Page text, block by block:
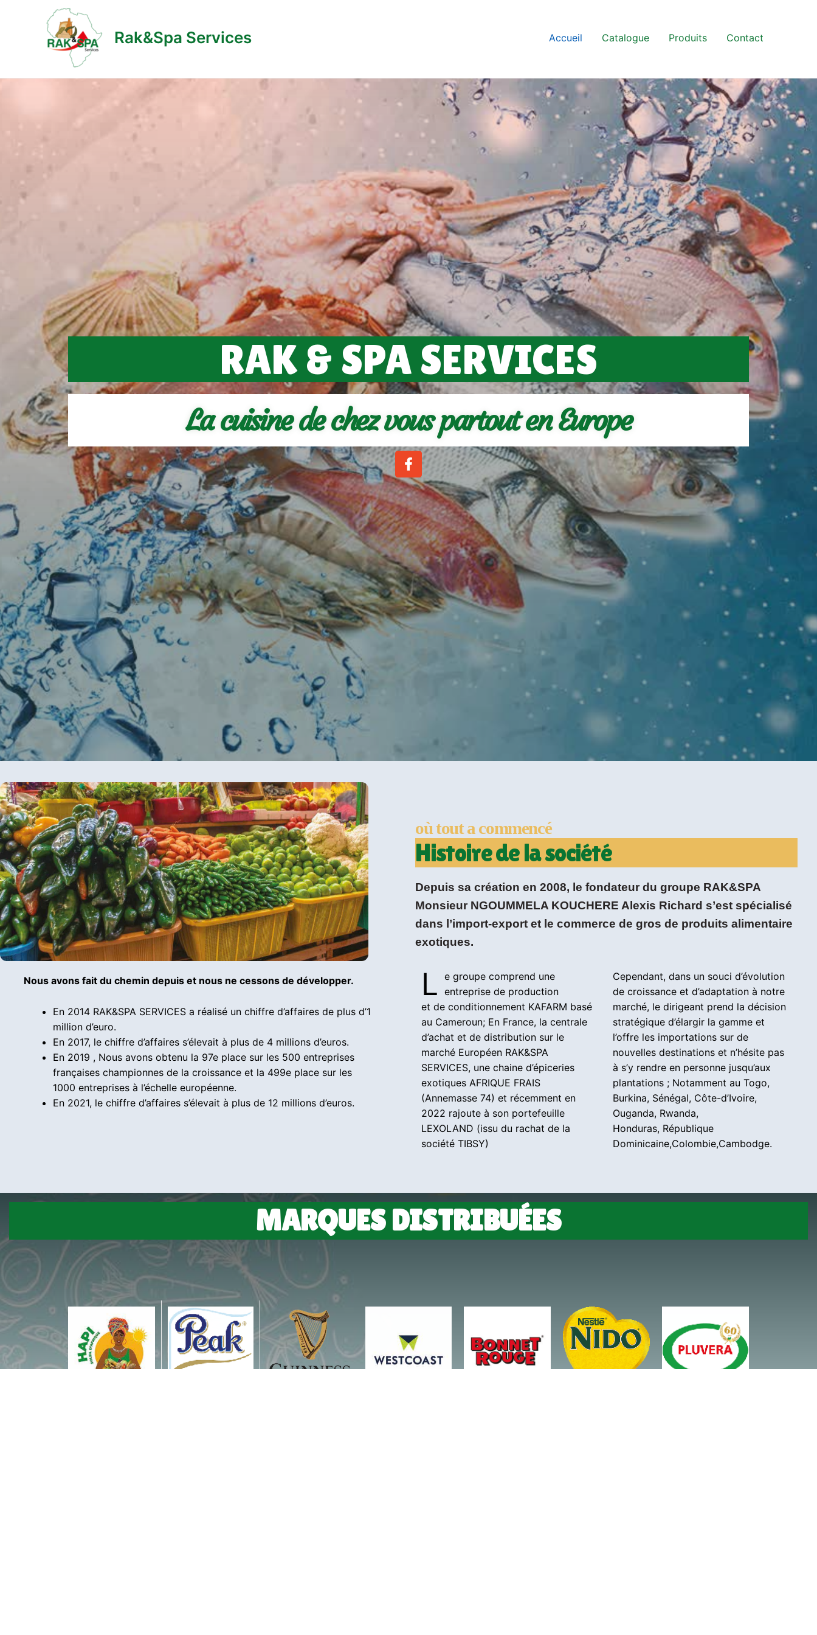
Rak&Spa Services Accueil Catalogue Produits Contact
RAK & SPA SERVICES
La cuisine de chez vous partout en Europe
Nous avons fait du chemin depuis et nous ne cessons de développer.
En 2014 RAK&SPA SERVICES a réalisé un chiffre d’affaires de plus d’1
million d’euro.
En 2017, le chiffre d’affaires s’élevait à plus de 4 millions d’euros.
En 2019 , Nous avons obtenu la 97e place sur les 500 entreprises
françaises championnes de la croissance et la 499e place sur les
1000 entreprises à l’échelle européenne.
En 2021, le chiffre d’affaires s’élevait à plus de 12 millions d’euros.
où tout a commencé
Histoire de la société
Depuis sa création en 2008, le fondateur du groupe RAK&SPA
Monsieur NGOUMMELA KOUCHERE Alexis Richard s’est spécialisé
dans l’import-export et le commerce de gros de produits alimentaire
exotiques.
L
e groupe comprend une
entreprise de production
et de conditionnement KAFARM basé
au Cameroun; En France, la centrale
d’achat et de distribution sur le
marché Européen RAK&SPA
SERVICES, une chaine d’épiceries
exotiques AFRIQUE FRAIS
(Annemasse 74) et récemment en
2022 rajoute à son portefeuille
LEXOLAND (issu du rachat de la
société TIBSY)
Cependant, dans un souci d’évolution
de croissance et d’adaptation à notre
marché, le dirigeant prend la décision
stratégique d’élargir la gamme et
l’offre les importations sur de
nouvelles destinations et n’hésite pas
à s’y rendre en personne jusqu’aux
plantations ; Notamment au Togo,
Burkina, Sénégal, Côte-d’Ivoire,
Ouganda, Rwanda,
Honduras, République
Dominicaine,Colombie,Cambodge.
MARQUES DISTRIBUÉES